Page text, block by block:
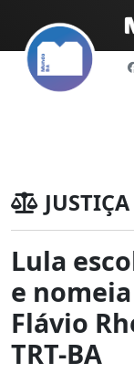
JUSTIÇA
Lula
e
Flávio
TRT-BA